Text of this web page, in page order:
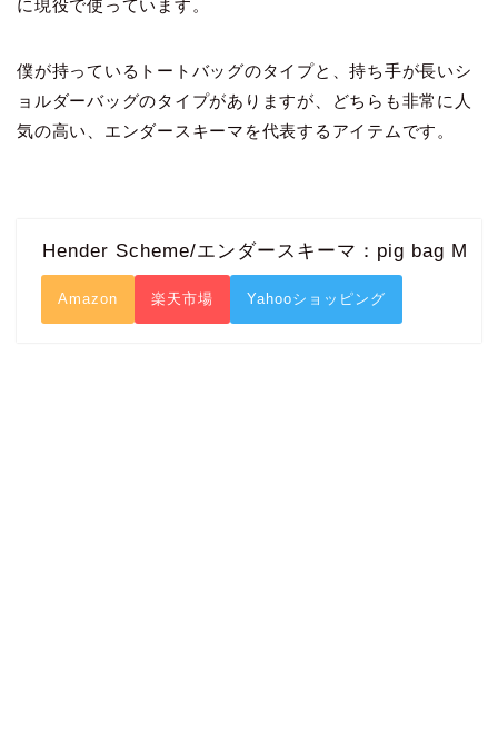
に現役で使っています。
僕が持っているトートバッグのタイプと、持ち手が長いシ
ョルダーバッグのタイプがありますが、どちらも非常に人
気の高い、エンダースキーマを代表するアイテムです。
Hender Scheme/エンダースキーマ：pig bag M
Amazon 楽天市場 Yahooショッピング